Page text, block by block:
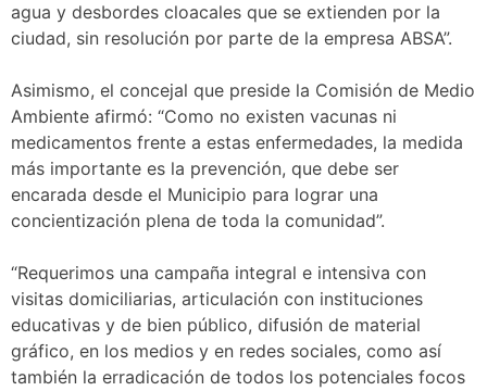
agua y desbordes cloacales que se extienden por la
ciudad, sin resolución por parte de la empresa ABSA”.
Asimismo, el concejal que preside la Comisión de Medio
Ambiente afirmó: “Como no existen vacunas ni
medicamentos frente a estas enfermedades, la medida
más importante es la prevención, que debe ser
encarada desde el Municipio para lograr una
concientización plena de toda la comunidad”.
“Requerimos una campaña integral e intensiva con
visitas domiciliarias, articulación con instituciones
educativas y de bien público, difusión de material
gráfico, en los medios y en redes sociales, como así
también la erradicación de todos los potenciales focos